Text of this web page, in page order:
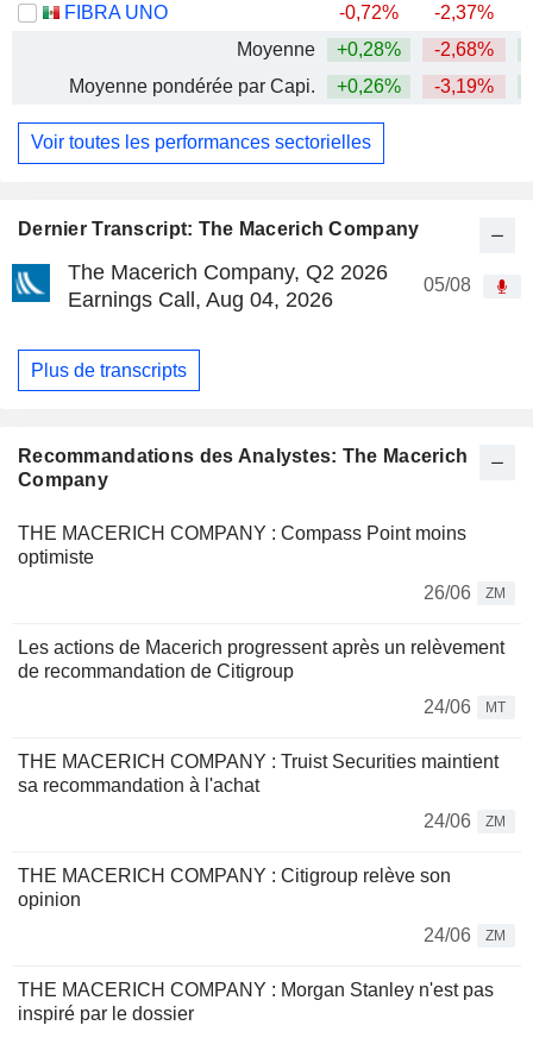
Dernier Transcript: The Macerich Company
The Macerich Company, Q2 2026
Earnings Call, Aug 04, 2026
05/08
Plus de transcripts
Recommandations des Analystes: The Macerich
Company
THE MACERICH COMPANY : Compass Point moins
optimiste
26/06
ZM
Les actions de Macerich progressent après un relèvement
de recommandation de Citigroup
24/06
MT
THE MACERICH COMPANY : Truist Securities maintient
sa recommandation à l'achat
24/06
ZM
THE MACERICH COMPANY : Citigroup relève son
opinion
24/06
ZM
THE MACERICH COMPANY : Morgan Stanley n'est pas
inspiré par le dossier
FIBRA UNO
-0,72% -2,37%
Moyenne
+0,28% -2,68%
Moyenne pondérée par Capi.
+0,26% -3,19%
Voir toutes les performances sectorielles